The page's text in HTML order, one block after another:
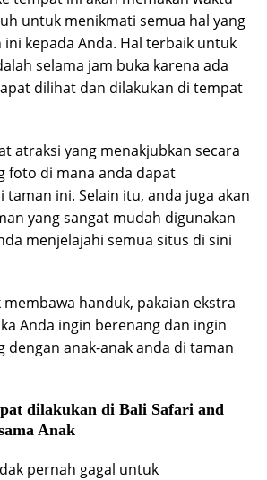
untuk menikmati semua hal yang
kepada Anda. Hal terbaik untuk
selama jam buka karena ada
dilihat dan dilakukan di tempat
atraksi yang menakjubkan secara
foto di mana anda dapat
taman ini. Selain itu, anda juga akan
yang sangat mudah digunakan
menjelajahi semua situs di sini
membawa handuk, pakaian ekstra
Anda ingin berenang dan ingin
dengan anak-anak anda di taman
dilakukan di Bali Safari and
Anak
pernah gagal untuk